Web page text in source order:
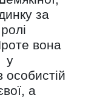
за
вона
у
особистій
а